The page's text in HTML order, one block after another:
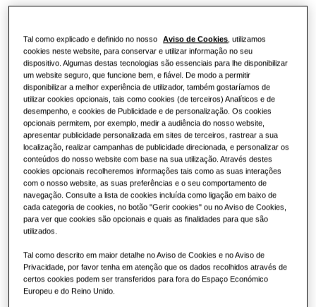
SOLUÇÕES PARA EDIFÍCIOS COMERCIAIS
Soluções de ar condicionado
Controlos
Vantagens de uma bomba de calor
O que é um ar condicionado e como
funciona?
SOLUÇÕES COMERCIAIS
Hotéis
Lojas
Restaurantes
Acerca da Samsung
Tal como explicado e definido no nosso Aviso de Cookies, utilizamos
cookies neste website, para conservar e utilizar informação no seu
dispositivo. Algumas destas tecnologias são essenciais para lhe disponibilizar
um website seguro, que funcione bem, e fiável. De modo a permitir
disponibilizar a melhor experiência de utilizador, também gostaríamos de
utilizar cookies opcionais, tais como cookies (de terceiros) Analíticos e de
desempenho, e cookies de Publicidade e de personalização. Os cookies
opcionais permitem, por exemplo, medir a audiência do nosso website,
apresentar publicidade personalizada em sites de terceiros, rastrear a sua
localização, realizar campanhas de publicidade direcionada, e personalizar os
conteúdos do nosso website com base na sua utilização. Através destes
cookies opcionais recolheremos informações tais como as suas interações
com o nosso website, as suas preferências e o seu comportamento de
navegação. Consulte a lista de cookies incluída como ligação em baixo de
cada categoria de cookies, no botão "Gerir cookies" ou no Aviso de Cookies,
para ver que cookies são opcionais e quais as finalidades para que são
utilizados.
Tal como descrito em maior detalhe no Aviso de Cookies e no Aviso de
Privacidade, por favor tenha em atenção que os dados recolhidos através de
certos cookies podem ser transferidos para fora do Espaço Económico
Europeu e do Reino Unido.